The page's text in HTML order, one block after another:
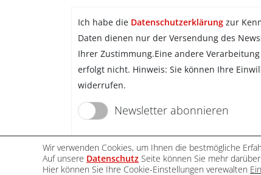
Ich habe die Datenschutzerklärung zur
Daten dienen nur der Versendung des
Ihrer Zustimmung.Eine andere
erfolgt nicht. Hinweis: Sie können Ihre
widerrufen.
Newsletter abonnieren
Wir verwenden Cookies, um Ihnen die bestmögliche
Auf unsere Datenschutz Seite können Sie mehr
Hier können Sie Ihre Cookie-Einstellungen verewalten